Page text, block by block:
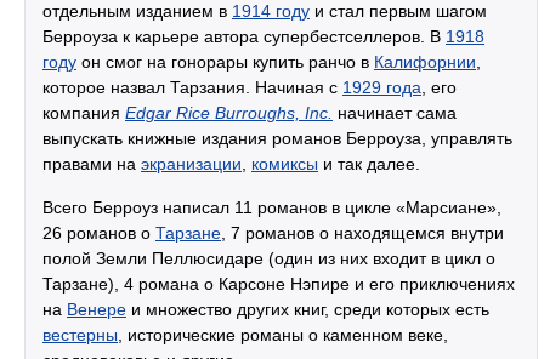
отдельным изданием в 1914 году и стал первым шагом
Берроуза к карьере автора супербестселлеров. В 1918
году он смог на гонорары купить ранчо в Калифорнии
которое назвал Тарзания. Начиная с 1929 года , его
компания Edgar Rice Burroughs, Inc. начинает сама
выпускать книжные издания романов Берроуза, управлять
правами на экранизации комиксы и так далее.
Всего Берроуз написал 11 романов в цикле «Марсиане»,
26 романов о Тарзане , 7 романов о находящемся внутри
полой Земли Пеллюсидаре (один из них входит в цикл о
Тарзане), 4 романа о Карсоне Нэпире и его приключениях
на Венере и множество других книг, среди которых есть
вестерны , исторические романы о каменном веке,